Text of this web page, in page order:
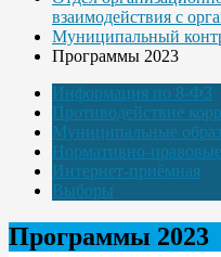
взаимодействия с
Муниципальный
Программы 2023
Информация по 8-ФЗ
Противодействие
Муниципальные
Нормативно-
Интернет-приёмная
Выборы
Программы 2023